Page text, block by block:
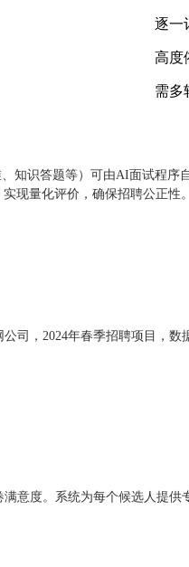
逐一
高度
需多
知识答题等）可由AI面试程
现量化评价，确保招聘公正性。
，2024年春季招聘项目，
意度。系统为每个候选人提